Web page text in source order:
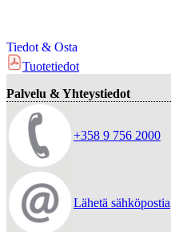
Tiedot & Osta
Tuotetiedot
Palvelu & Yhteystiedot
+358 9 756 2000
Lähetä sähköpostia